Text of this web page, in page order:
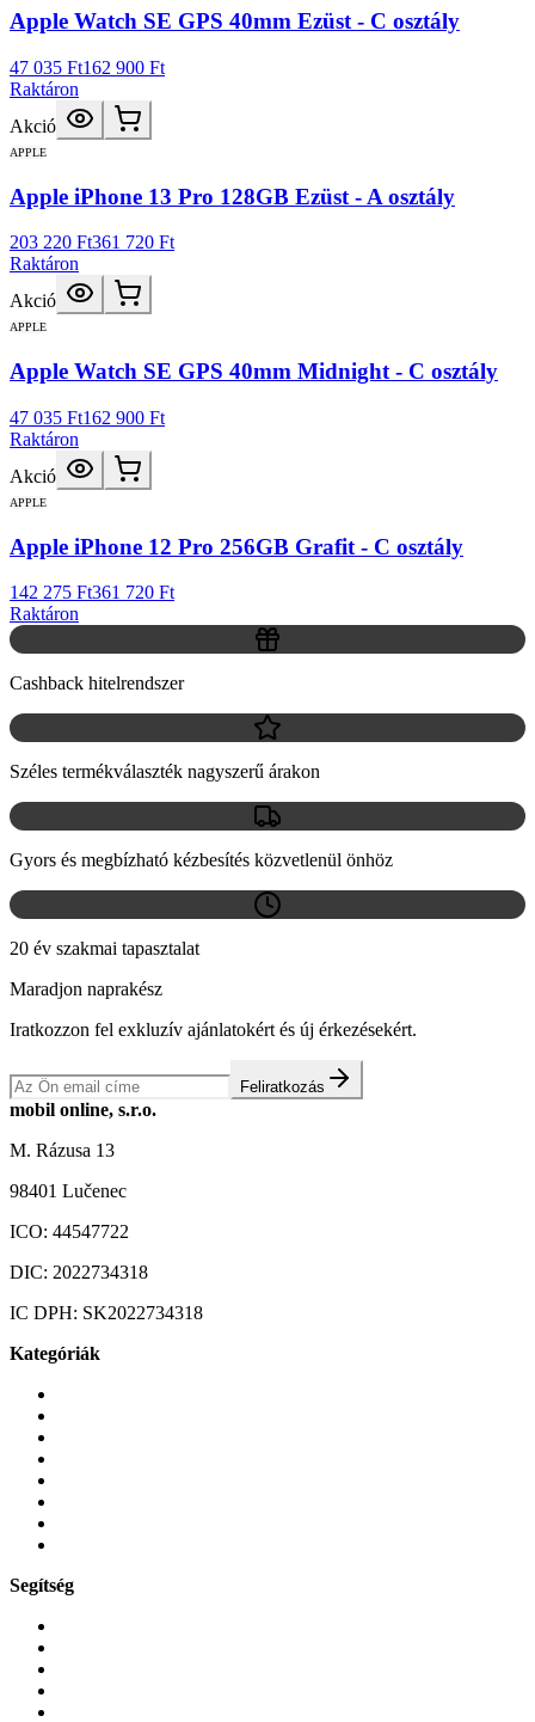
Apple Watch SE GPS 40mm Ezüst - C osztály
47 035 Ft162 900 Ft
Raktáron
Akció
APPLE
Apple iPhone 13 Pro 128GB Ezüst - A osztály
203 220 Ft361 720 Ft
Raktáron
Akció
APPLE
Apple Watch SE GPS 40mm Midnight - C osztály
47 035 Ft162 900 Ft
Raktáron
Akció
APPLE
Apple iPhone 12 Pro 256GB Grafit - C osztály
142 275 Ft361 720 Ft
Raktáron
Cashback hitelrendszer
Széles termékválaszték nagyszerű árakon
Gyors és megbízható kézbesítés közvetlenül önhöz
20 év szakmai tapasztalat
Maradjon naprakész
Iratkozzon fel exkluzív ajánlatokért és új érkezésekért.
Feliratkozás
mobil online, s.r.o.
M. Rázusa 13
98401 Lučenec
ICO: 44547722
DIC: 2022734318
IC DPH: SK2022734318
Kategóriák
Segítség